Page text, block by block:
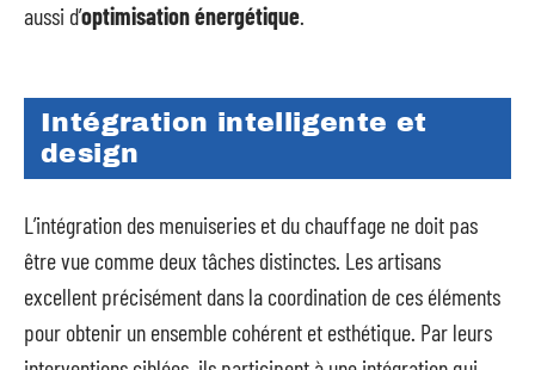
aussi d’optimisation énergétique
Intégration intelligente et
design
L’intégration des menuiseries et du chauffage ne doit pas
être vue comme deux tâches distinctes. Les artisans
excellent précisément dans la coordination de ces éléments
pour obtenir un ensemble cohérent et esthétique. Par leurs